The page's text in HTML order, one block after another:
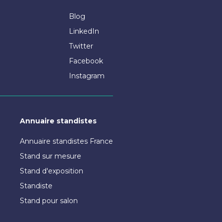
Blog
LinkedIn
Twitter
Facebook
Instagram
Annuaire standistes
Annuaire standistes France
Stand sur mesure
Stand d'exposition
Standiste
Stand pour salon